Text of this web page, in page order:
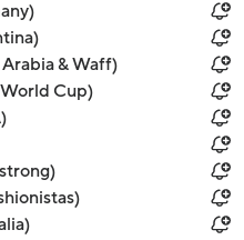
& Waff)
Cup)